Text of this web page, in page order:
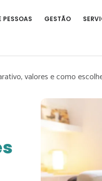
PESSOAS GESTÃO
valores e como